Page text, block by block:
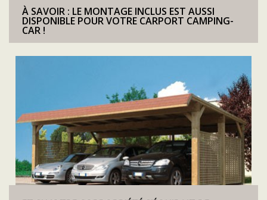
À SAVOIR : LE MONTAGE INCLUS EST AUSSI
DISPONIBLE POUR VOTRE CARPORT CAMPING-
CAR !